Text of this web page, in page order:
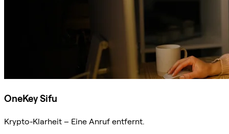
OneKey Sifu
Krypto-Klarheit – Eine Anruf entfernt.